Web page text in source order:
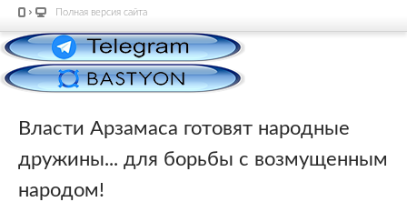
Полная версия сайта
Власти Арзамаса готовят народные
дружины... для борьбы с возмущенным
народом!